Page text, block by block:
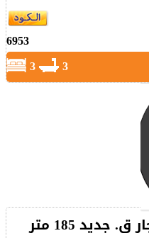
6953
3
185 متر